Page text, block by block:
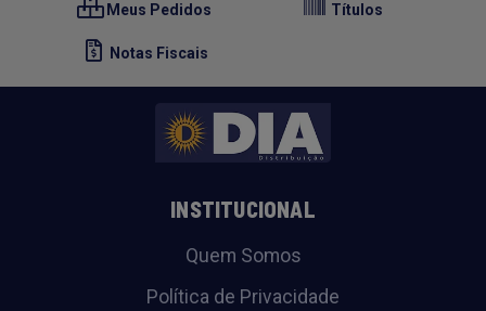
Meus Pedidos Títulos
Notas Fiscais
INSTITUCIONAL
Quem Somos
Política de Privacidade